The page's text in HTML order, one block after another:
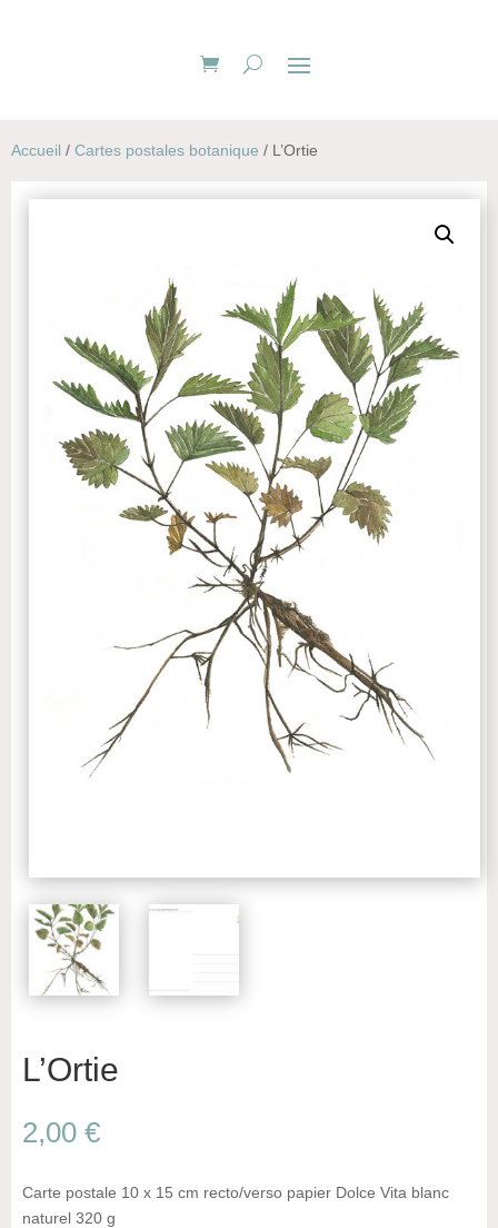
Accueil / Cartes postales botanique / L’Ortie
L’Ortie
2,00 €
Carte postale 10 x 15 cm recto/verso papier Dolce Vita blanc
naturel 320 g